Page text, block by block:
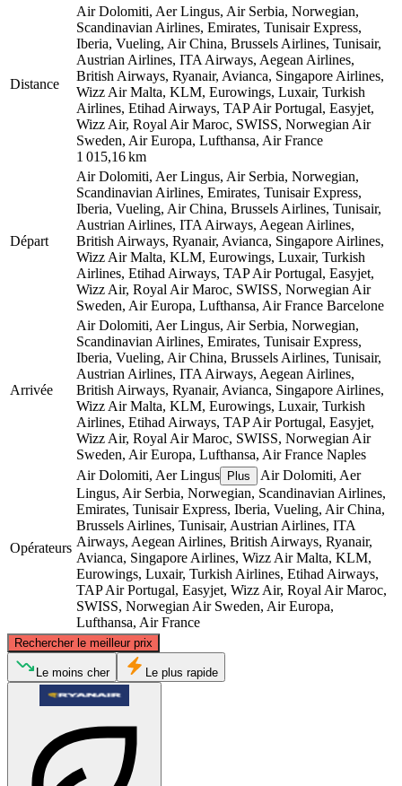
Distance
Air Dolomiti, Aer Lingus, Air Serbia, Norwegian,
Scandinavian Airlines, Emirates, Tunisair Express,
Iberia, Vueling, Air China, Brussels Airlines, Tunisair,
Austrian Airlines, ITA Airways, Aegean Airlines,
British Airways, Ryanair, Avianca, Singapore Airlines,
Wizz Air Malta, KLM, Eurowings, Luxair, Turkish
Airlines, Etihad Airways, TAP Air Portugal, Easyjet,
Wizz Air, Royal Air Maroc, SWISS, Norwegian Air
Sweden, Air Europa, Lufthansa, Air France
1 015,16 km
Départ
Air Dolomiti, Aer Lingus, Air Serbia, Norwegian,
Scandinavian Airlines, Emirates, Tunisair Express,
Iberia, Vueling, Air China, Brussels Airlines, Tunisair,
Austrian Airlines, ITA Airways, Aegean Airlines,
British Airways, Ryanair, Avianca, Singapore Airlines,
Wizz Air Malta, KLM, Eurowings, Luxair, Turkish
Airlines, Etihad Airways, TAP Air Portugal, Easyjet,
Wizz Air, Royal Air Maroc, SWISS, Norwegian Air
Sweden, Air Europa, Lufthansa, Air France Barcelone
Arrivée
Air Dolomiti, Aer Lingus, Air Serbia, Norwegian,
Scandinavian Airlines, Emirates, Tunisair Express,
Iberia, Vueling, Air China, Brussels Airlines, Tunisair,
Austrian Airlines, ITA Airways, Aegean Airlines,
British Airways, Ryanair, Avianca, Singapore Airlines,
Wizz Air Malta, KLM, Eurowings, Luxair, Turkish
Airlines, Etihad Airways, TAP Air Portugal, Easyjet,
Wizz Air, Royal Air Maroc, SWISS, Norwegian Air
Sweden, Air Europa, Lufthansa, Air France Naples
Opérateurs
Air Dolomiti, Aer Lingus Plus
Air Dolomiti, Aer
Lingus, Air Serbia, Norwegian, Scandinavian Airlines,
Emirates, Tunisair Express, Iberia, Vueling, Air China,
Brussels Airlines, Tunisair, Austrian Airlines, ITA
Airways, Aegean Airlines, British Airways, Ryanair,
Avianca, Singapore Airlines, Wizz Air Malta, KLM,
Eurowings, Luxair, Turkish Airlines, Etihad Airways,
TAP Air Portugal, Easyjet, Wizz Air, Royal Air Maroc,
SWISS, Norwegian Air Sweden, Air Europa,
Lufthansa, Air France
Rechercher le meilleur prix
Barcelona
Le moins cher Le plus rapide